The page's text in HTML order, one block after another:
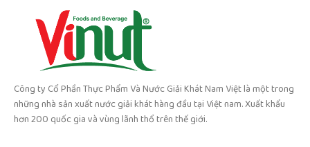
Công ty Cổ Phần Thực Phẩm Và Nước Giải Khát Nam Việt là một trong
những nhà sản xuất nước giải khát hàng đầu tại Việt nam. Xuất khẩu
hơn 200 quốc gia và vùng lãnh thổ trên thế giới.